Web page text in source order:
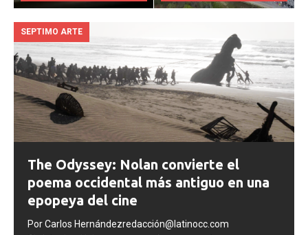
SEPTIMO ARTE
The Odyssey: Nolan convierte el
poema occidental más antiguo en una
epopeya del cine
Por Carlos Hernándezredacción@latinocc.com